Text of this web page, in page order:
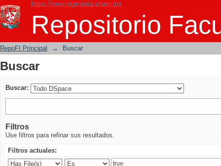
https://www.ingenieria.unam.mx
Repositorio
Buscar
RepoFI Principal → Buscar
Buscar
Buscar:
Filtros
Use filtros para refinar sus resultados.
Filtros actuales: